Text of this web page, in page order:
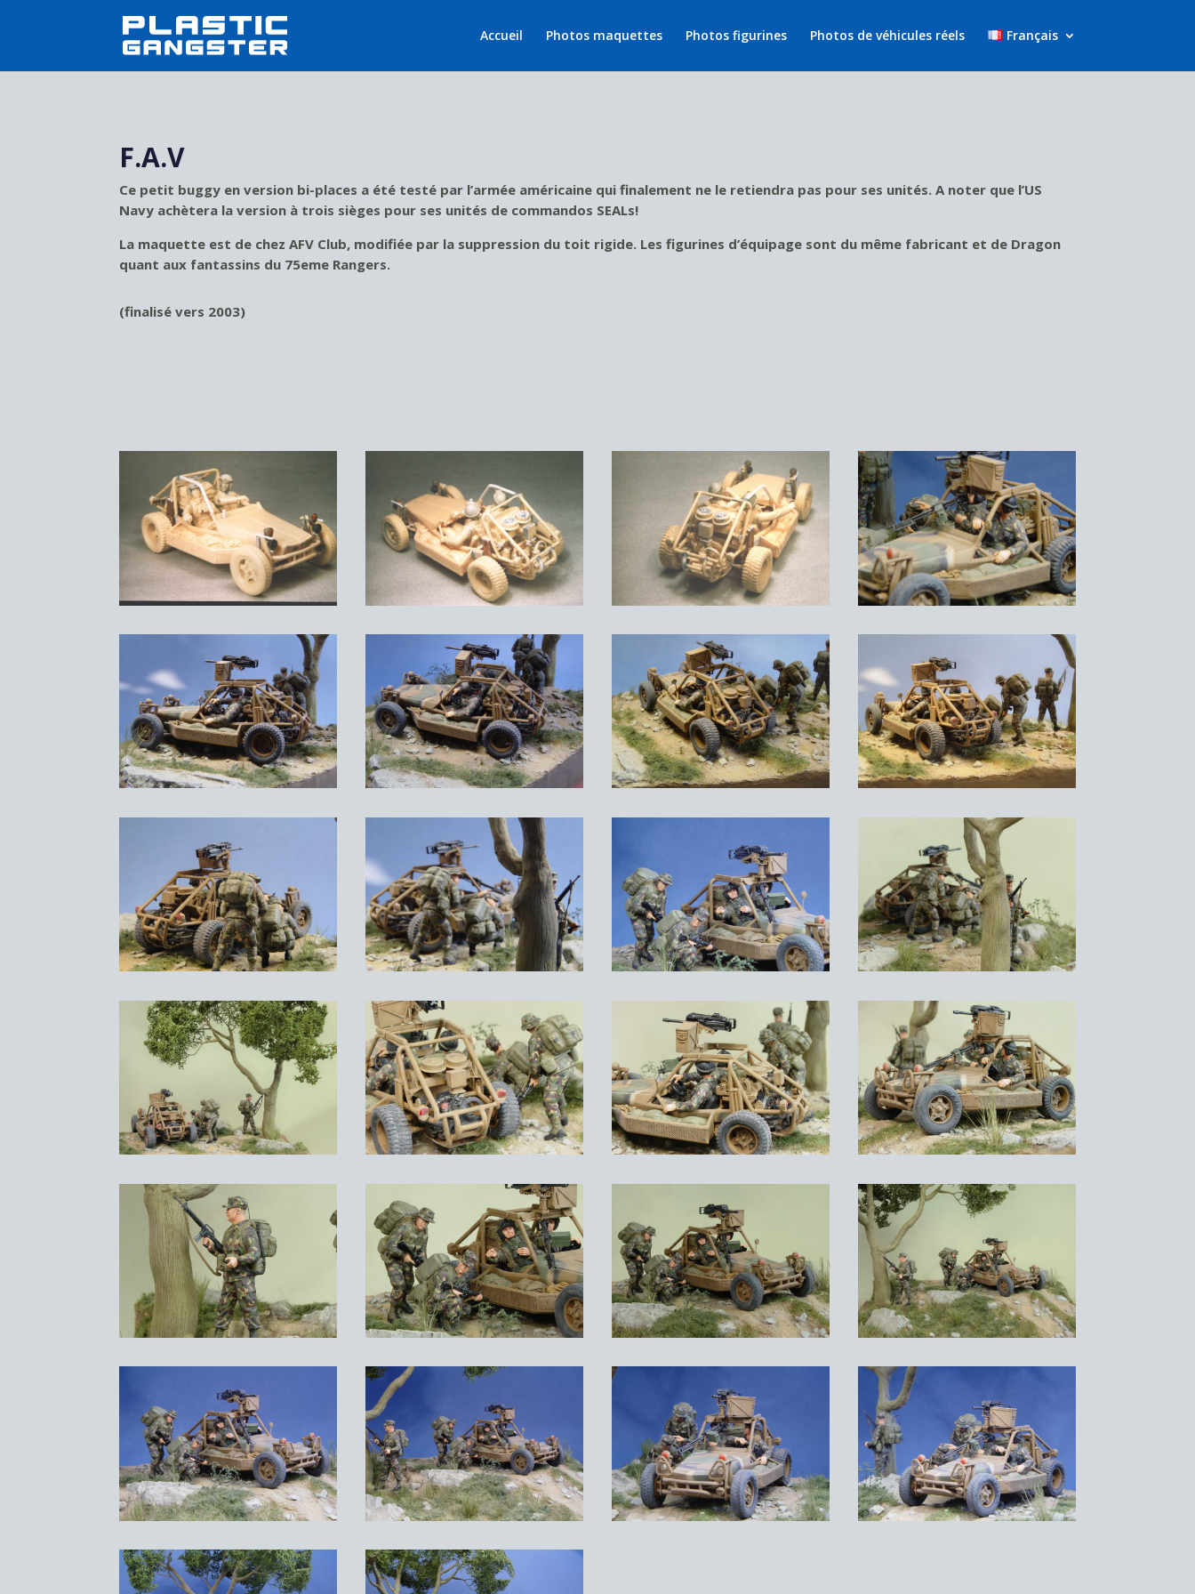
Accueil Photos maquettes Photos figurines Photos de véhicules réels Français
F.A.V
Ce petit buggy en version bi-places a été testé par l’armée américaine qui finalement ne le retiendra pas pour ses unités. A noter que l’US
Navy achètera la version à trois sièges pour ses unités de commandos SEALs!
La maquette est de chez AFV Club, modifiée par la suppression du toit rigide. Les figurines d’équipage sont du même fabricant et de Dragon
quant aux fantassins du 75eme Rangers.
(finalisé vers 2003)